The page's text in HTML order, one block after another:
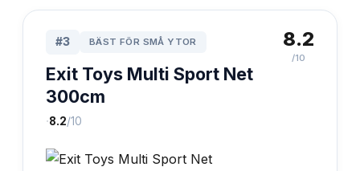
#3 BÄST FÖR SMÅ YTOR
Exit Toys Multi Sport Net
300cm
·8.2/10
8.2
/10